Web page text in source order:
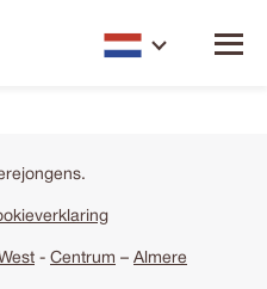
- Centrum – Almere